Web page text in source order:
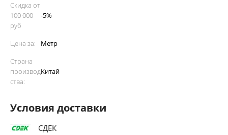
Скидка от
100 000
руб
-5%
Цена за:
Метр
Страна
производ
ства:
Китай
Условия доставки
СДЕК